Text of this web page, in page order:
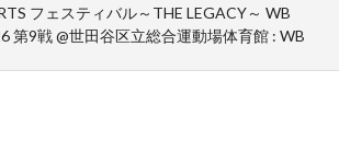
フェスティバル～THE LEGACY～ WB
第9戦 @世田谷区立総合運動場体育館 : WB